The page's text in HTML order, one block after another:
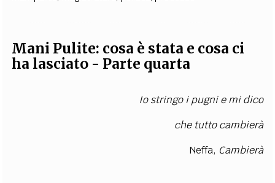
Mani Pulite: cosa è stata e cosa ci
ha lasciato - Parte quarta
Io stringo i pugni e mi dico
che tutto cambierà
Neffa, Cambierà